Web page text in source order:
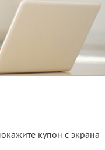
купон с экрана